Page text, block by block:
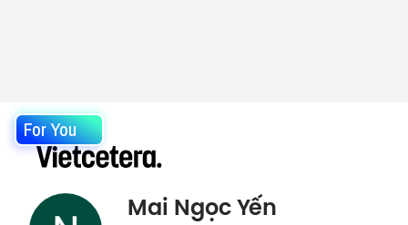
For You
Mai Ngọc Yến